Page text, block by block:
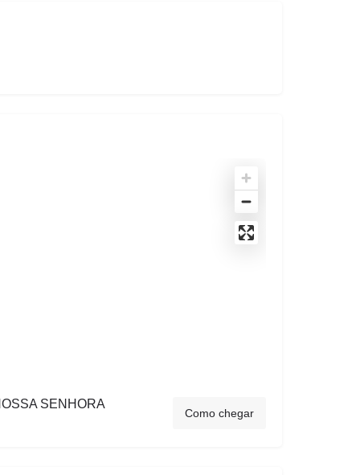
SENHORA
Como chegar